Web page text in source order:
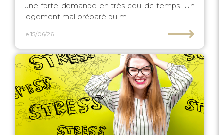
une forte demande en très peu de temps. Un
logement mal préparé ou m...
le 15/06/26 ⟶